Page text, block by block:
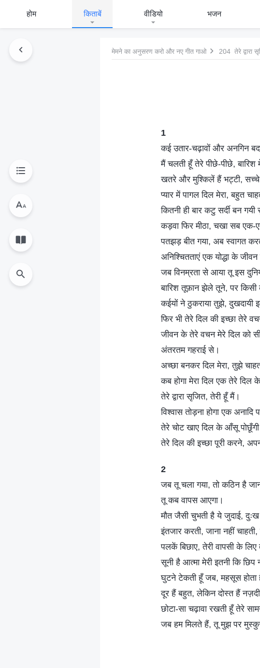
होम किताबें वीडियो भजन
मेमने का अनुसरण करो और नए गीत गाओ 204 तेरे द्वारा
1
कई उतार-चढ़ावों और अनगिन
मैं चलती हूँ तेरे पीछे-पीछे, बारिश
खतरे और मुश्किलें हैं भट्टी, सच्चे
प्यार में पागल दिल मेरा, बहुत
कितनी ही बार कटु सर्दी बन
कड़वा फिर मीठा, चखा सब एक-
पतझड़ बीत गया, अब स्वागत
अनिश्चितताएं एक योद्धा के
जब विनम्रता से आया तू इस
बारिश तूफ़ान झेले तूने, पर
कईयों ने ठुकराया तुझे, दुखदायी
फिर भी तेरे दिल की इच्छा तेरे
जीवन के तेरे वचन मेरे दिल को
अंतरतम गहराई से।
अच्छा बनकर दिल मेरा, तुझे
कब होगा मेरा दिल एक तेरे दिल
तेरे द्वारा सृजित, तेरी हूँ मैं।
विश्वास तोड़ना होगा एक अनादि
तेरे चोट खाए दिल के आँसू
तेरे दिल की इच्छा पूरी करने,
2
जब तू चला गया, तो कठिन है
तू कब वापस आएगा।
मौत जैसी चुभती है ये जुदाई,
इंतजार करती, जाना नहीं
पलकें बिछाए, तेरी वापसी के लिए
सूनी है आत्मा मेरी इतनी कि छिप
घुटने टेकती हूँ जब, महसूस होता
दूर हैं बहुत, लेकिन दोस्त हैं
छोटा-सा चढ़ावा रखती हूँ तेरे
जब हम मिलते हैं, तू मुझ पर